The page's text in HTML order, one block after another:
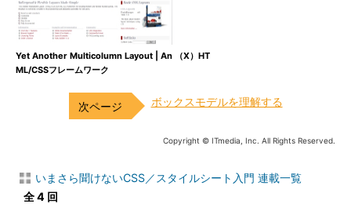
Yet Another Multicolumn Layout | An （X）HT
ML/CSSフレームワーク
ボックスモデルを理解する
Copyright © ITmedia, Inc. All Rights Reserved.
いまさら聞けないCSS／スタイルシート入門 連載一覧
全 4 回